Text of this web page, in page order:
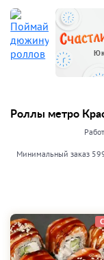
Роллы метро
Минимальный заказ 599